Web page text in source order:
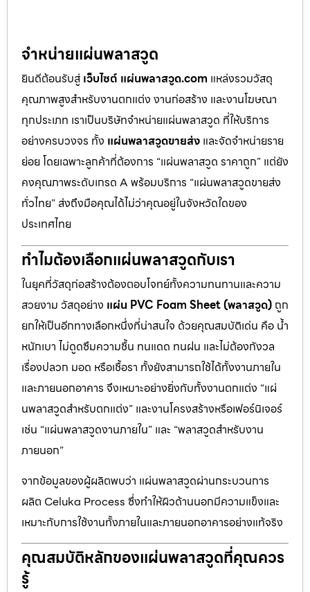
จำหน่ายแผ่นพลาสวูด
ยินดีต้อนรับสู่ เว็บไซต์ แผ่นพลาสวูด.com แหล่งรวมวัสดุ
คุณภาพสูงสำหรับงานตกแต่ง งานก่อสร้าง และงานโฆษณา
ทุกประเภท เราเป็นบริษัทจำหน่ายแผ่นพลาสวูด ที่ให้บริการ
อย่างครบวงจร ทั้ง แผ่นพลาสวูดขายส่ง และจัดจำหน่ายราย
ย่อย โดยเฉพาะลูกค้าที่ต้องการ “แผ่นพลาสวูด ราคาถูก” แต่ยัง
คงคุณภาพระดับเกรด A พร้อมบริการ “แผ่นพลาสวูดขายส่ง
ทั่วไทย” ส่งถึงมือคุณได้ไม่ว่าคุณอยู่ในจังหวัดใดของ
ประเทศไทย
ทำไมต้องเลือกแผ่นพลาสวูดกับเรา
ในยุคที่วัสดุก่อสร้างต้องตอบโจทย์ทั้งความทนทานและความ
สวยงาม วัสดุอย่าง แผ่น PVC Foam Sheet (พลาสวูด) ถูก
ยกให้เป็นอีกทางเลือกหนึ่งที่น่าสนใจ ด้วยคุณสมบัติเด่น คือ น้ำ
หนักเบา ไม่ดูดซึมความชื้น ทนแดด ทนฝน และไม่ต้องกังวล
เรื่องปลวก มอด หรือเชื้อรา ทั้งยังสามารถใช้ได้ทั้งงานภายใน
และภายนอกอาคาร จึงเหมาะอย่างยิ่งกับทั้งงานตกแต่ง “แผ่
นพลาสวูดสำหรับตกแต่ง” และงานโครงสร้างหรือเฟอร์นิเจอร์
เช่น “แผ่นพลาสวูดงานภายใน” และ “พลาสวูดสำหรับงาน
ภายนอก”
จากข้อมูลของผู้ผลิตพบว่า แผ่นพลาสวูดผ่านกระบวนการ
ผลิต Celuka Process ซึ่งทำให้ผิวด้านนอกมีความแข็งและ
เหมาะกับการใช้งานทั้งภายในและภายนอกอาคารอย่างแท้จริง
คุณสมบัติหลักของแผ่นพลาสวูดที่คุณควร
รู้